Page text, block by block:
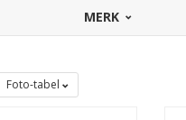
outboard lock
aan kade of steiger.
informatie over de details.
dezegoede trailersloten en
MERK
Foto-tabel